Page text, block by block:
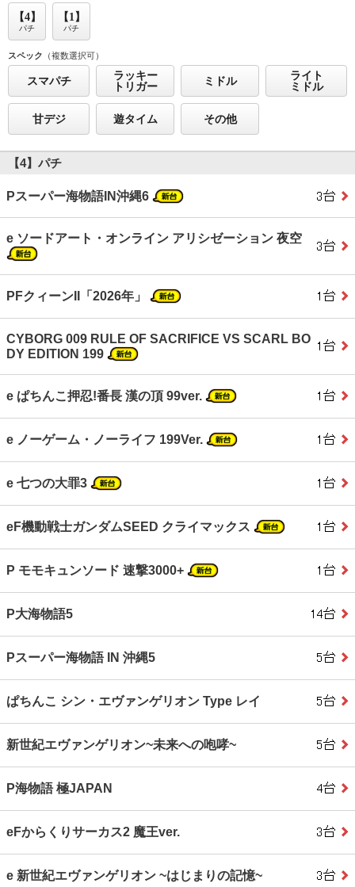
【4】
パチ
【1】
パチ
スペック （複数選択可）
スマパチ
ラッキー
トリガー
ミドル
ライト
ミドル
甘デジ 遊タイム その他
【4】パチ
Pスーパー海物語IN沖縄6
e ソードアート・オンライン アリシゼーション 夜空
PFクィーンII「2026年」
CYBORG 009 RULE OF SACRIFICE VS SCARL BO
DY EDITION 199
e ぱちんこ押忍!番長 漢の頂 99ver.
e ノーゲーム・ノーライフ 199Ver.
e 七つの大罪3
eF機動戦士ガンダムSEED クライマックス
P モモキュンソード 速撃3000+
P大海物語5
Pスーパー海物語 IN 沖縄5
ぱちんこ シン・エヴァンゲリオン Type レイ
新世紀エヴァンゲリオン~未来への咆哮~
P海物語 極JAPAN
eFからくりサーカス2 魔王ver.
e 新世紀エヴァンゲリオン ~はじまりの記憶~